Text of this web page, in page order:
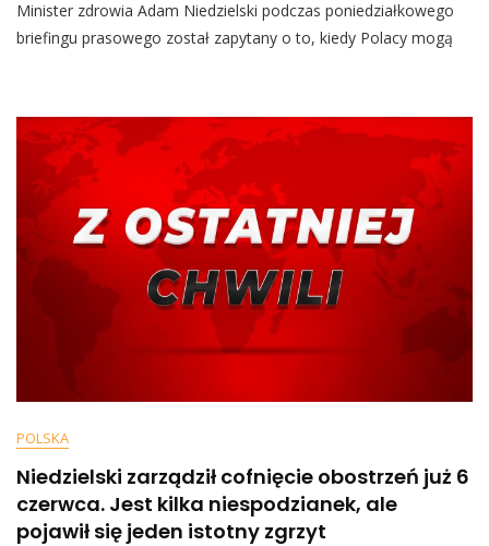
Dawka
Szczepionki.
Oto,
Dzisiaj
Niedzielski
Minister zdrowia Adam Niedzielski podczas poniedziałkowego
briefingu prasowego został zapytany o to, kiedy Polacy mogą
POLSKA
Niedzielski zarządził cofnięcie obostrzeń już 6
czerwca. Jest kilka niespodzianek, ale
pojawił się jeden istotny zgrzyt